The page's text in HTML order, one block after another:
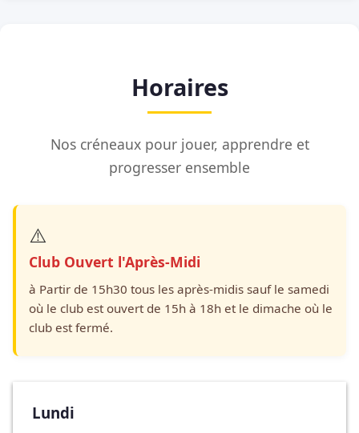
Horaires
Nos créneaux pour jouer, apprendre et
progresser ensemble
⚠️
Club Ouvert l'Après-Midi
à Partir de 15h30 tous les après-midis sauf le samedi
où le club est ouvert de 15h à 18h et le dimache où le
club est fermé.
Lundi